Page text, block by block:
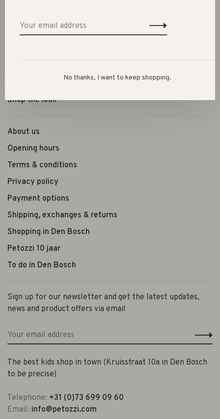
Clothes
Shop the look
About us
Opening hours
Terms & conditions
Privacy policy
Payment options
Shipping, exchanges & returns
Shopping in Den Bosch
Petozzi 10 jaar
To do in Den Bosch
Sign up for our newsletter and get the latest updates,
news and product offers via email
The best kids shop in town (Kruisstraat 10a in Den Bosch
to be precise)
Telephone: +31 (0)73 699 09 60
Email: info@petozzi.com
No thanks, I want to keep shopping.